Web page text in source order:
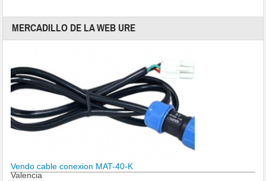
MERCADILLO DE LA WEB URE
Vendo cable conexion MAT-40-K
Valencia